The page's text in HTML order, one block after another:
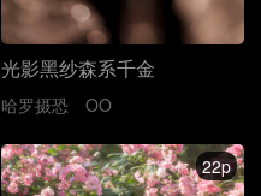
光影黑纱森系千金
哈罗摄恐 OO
22p